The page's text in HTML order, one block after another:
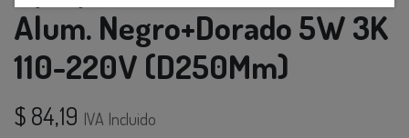
Alum. Negro+Dorado 5W 3K
110-220V (D250Mm)
$ 84,19 IVA Incluido